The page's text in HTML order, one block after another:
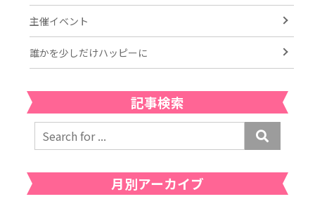
主催イベント
誰かを少しだけハッピーに
記事検索
月別アーカイブ